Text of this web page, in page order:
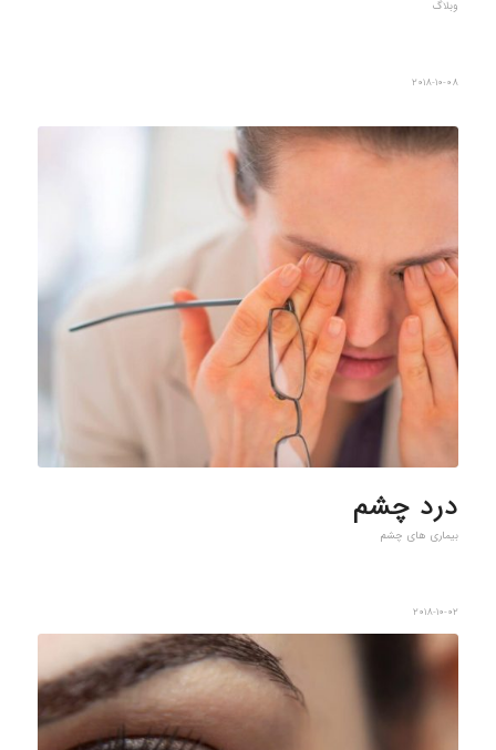
وبلاگ
2018-10-08
درد چشم
بیماری های چشم
2018-10-02